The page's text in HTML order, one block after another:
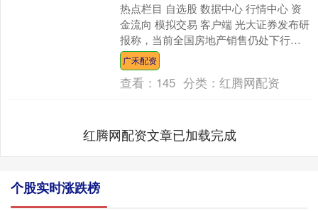
热点栏目 自选股 数据中心 行情中心 资
金流向 模拟交易 客户端 光大证券发布研
报称，当前全国房地产销售仍处下行通
道，城市分化和区域分化明显，下调华
润置地（01....
广禾配资
查看： 145 分类：红腾网配资
红腾网配资文章已加载完成
个股实时涨跌榜